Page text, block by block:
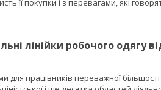
лінійки робочого одягу
для працівників переважної